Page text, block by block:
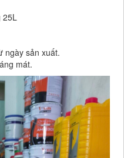
25L
ngày sản xuất.
mát.